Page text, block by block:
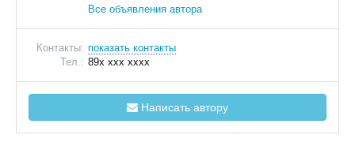
Все объявления автора
Контакты: показать контакты
Тел.: 89x xxx xxxx
Написать автору